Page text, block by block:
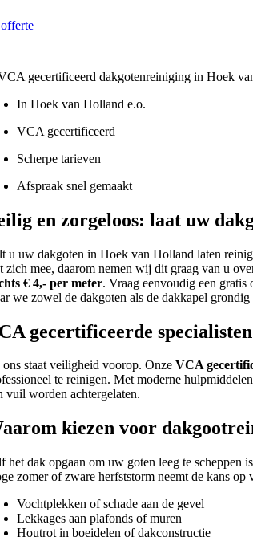
In Hoek van Holland e.o.
VCA gecertificeerd
Scherpe tarieven
Afspraak snel gemaakt
en zorgeloos: laat uw
u uw dakgoten in Hoek van Holland laten
zich mee, daarom nemen wij dit graag van u
€ 4,- per meter. Vraag eenvoudig een
we zowel de dakgoten als de dakkapel grondig
gecertificeerde
staat veiligheid voorop. OnzeVCA
te reinigen. Met moderne
vuil worden achtergelaten.
kiezen voor
het dak opgaan om uw goten leeg te scheppen
zomer of zware herfststorm neemt de kans
Vochtplekken of schade aan de gevel
Lekkages aan plafonds of muren
Houtrot in boeidelen of dakconstructie